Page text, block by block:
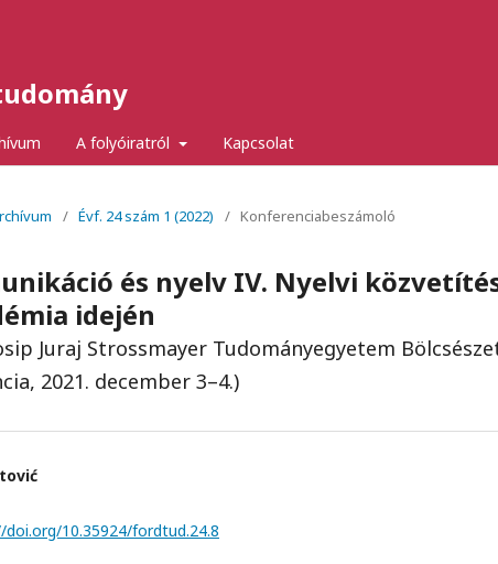
A folyóiratról Kapcsolat
/ Évf. 24 szám 1 (2022) / Konferenciabeszámoló
és nyelv IV. Nyelvi
idején
Juraj Strossmayer Tudományegyetem
2021. december 3–4.)
10.35924/fordtud.24.8